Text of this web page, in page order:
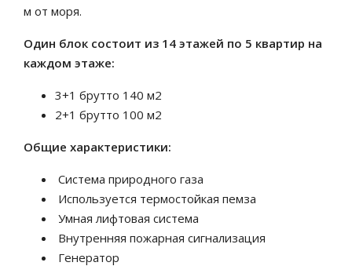
м от моря.
Один блок состоит из 14 этажей по 5 квартир на
каждом этаже:
3+1 брутто 140 м2
2+1 брутто 100 м2
Общие характеристики:
Система природного газа
Используется термостойкая пемза
Умная лифтовая система
Внутренняя пожарная сигнализация
Генератор